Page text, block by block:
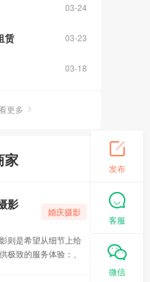
03-24
03-23
赁
03-18
更多
家
婚庆摄影
影
则是希望从细节上给
极致的服务体验：、
发布
客服
微信